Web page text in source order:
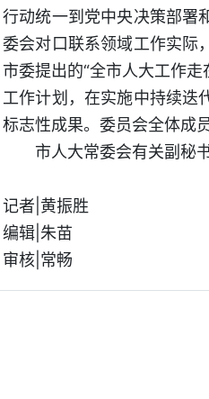
行动统一到党中央决策部署
委会对口联系领域工作实际
市委提出的“全市人大工作
工作计划，在实施中持续迭
标志性成果。委员会全体成
市人大常委会有关副秘
记者|黄振胜
编辑|朱苗
审核|常畅